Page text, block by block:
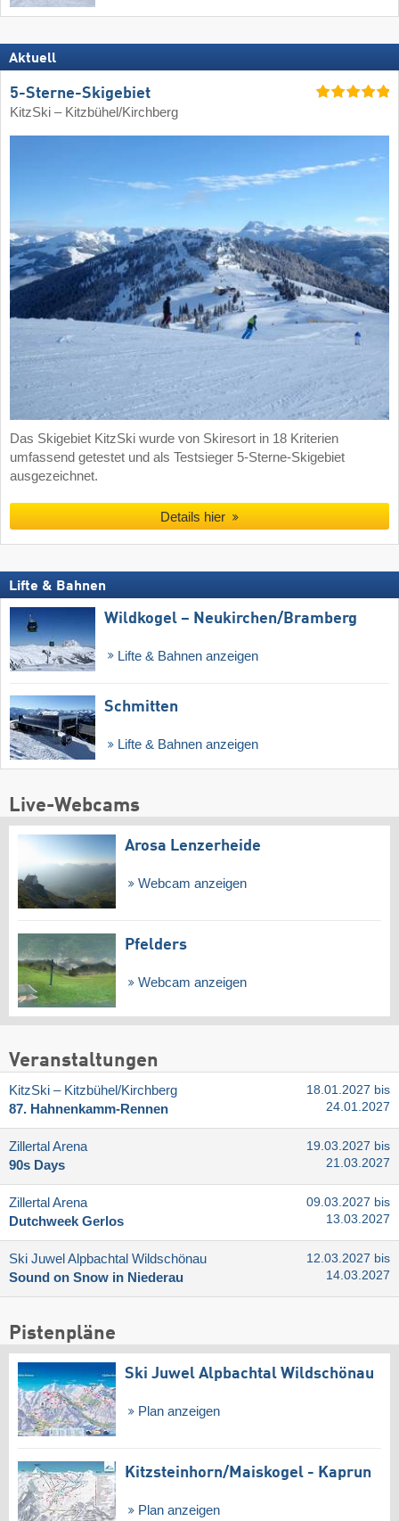
Aktuell
5-Sterne-Skigebiet
KitzSki – Kitzbühel/​Kirchberg
Das Skigebiet KitzSki wurde von Skiresort in 18 Kriterien
umfassend getestet und als Testsieger 5-Sterne-Skigebiet
ausgezeichnet.
Details hier
Lifte & Bahnen
Wildkogel – Neukirchen/​Bramberg
Lifte & Bahnen anzeigen
Schmitten
Lifte & Bahnen anzeigen
Live-Webcams
Arosa Lenzerheide
Webcam anzeigen
Pfelders
Webcam anzeigen
Veranstaltungen
KitzSki – Kitzbühel/​Kirchberg
87. Hahnenkamm-Rennen
18.01.2027 bis
24.01.2027
Zillertal Arena
90s Days
19.03.2027 bis
21.03.2027
Zillertal Arena
Dutchweek Gerlos
09.03.2027 bis
13.03.2027
Ski Juwel Alpbachtal Wildschönau
Sound on Snow in Niederau
12.03.2027 bis
14.03.2027
Pistenpläne
Ski Juwel Alpbachtal Wildschönau
Plan anzeigen
Kitzsteinhorn/​Maiskogel - Kaprun
Plan anzeigen